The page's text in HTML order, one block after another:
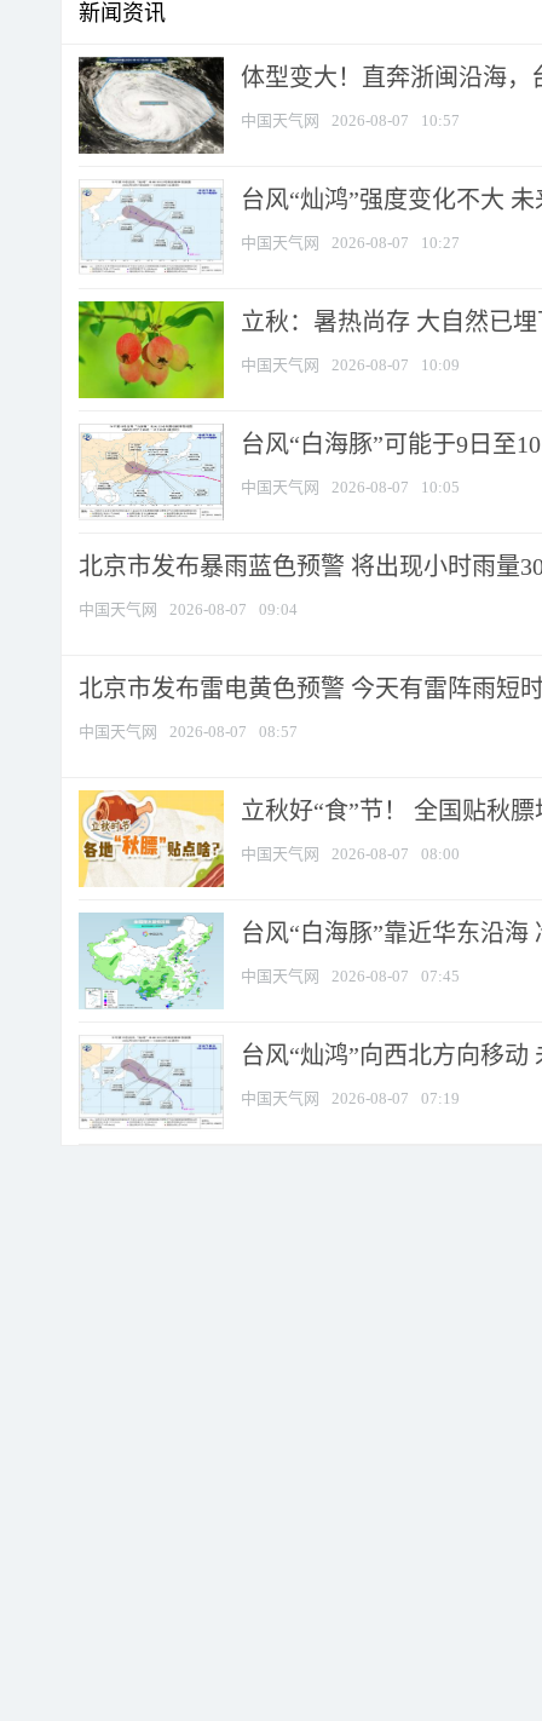
新闻资讯
体型变大！直奔浙闽沿海，
中国天气网 2026-08-07 10:57
台风“灿鸿”强度变化不大
中国天气网 2026-08-07 10:27
立秋：暑热尚存 大自然已
中国天气网 2026-08-07 10:09
台风“白海豚”可能于9日至
中国天气网 2026-08-07 10:05
北京市发布暴雨蓝色预警 将出现小时雨量
中国天气网 2026-08-07 09:04
北京市发布雷电黄色预警 今天有雷阵雨短
中国天气网 2026-08-07 08:57
立秋好“食”节！ 全国贴秋
中国天气网 2026-08-07 08:00
台风“白海豚”靠近华东沿
中国天气网 2026-08-07 07:45
台风“灿鸿”向西北方向移动
中国天气网 2026-08-07 07:19